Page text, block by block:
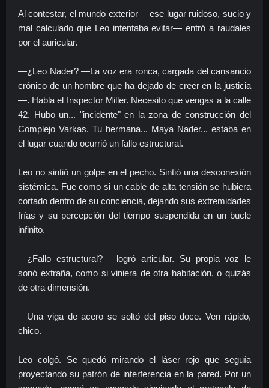
Al contestar, el mundo exterior —ese lugar ruidoso, sucio y
mal calculado que Leo intentaba evitar— entró a raudales
por el auricular.
—¿Leo Nader? —La voz era ronca, cargada del cansancio
crónico de un hombre que ha dejado de creer en la justicia
—. Habla el Inspector Miller. Necesito que vengas a la calle
42. Hubo un... "incidente" en la zona de construcción del
Complejo Varkas. Tu hermana... Maya Nader... estaba en
el lugar cuando ocurrió un fallo estructural.
Leo no sintió un golpe en el pecho. Sintió una desconexión
sistémica. Fue como si un cable de alta tensión se hubiera
cortado dentro de su conciencia, dejando sus extremidades
frías y su percepción del tiempo suspendida en un bucle
infinito.
—¿Fallo estructural? —logró articular. Su propia voz le
sonó extraña, como si viniera de otra habitación, o quizás
de otra dimensión.
—Una viga de acero se soltó del piso doce. Ven rápido,
chico.
Leo colgó. Se quedó mirando el láser rojo que seguía
proyectando su patrón de interferencia en la pared. Por un